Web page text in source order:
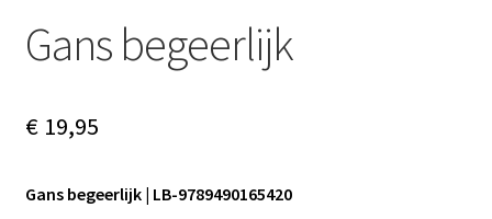
Gans begeerlijk
€19,95
Gans begeerlijk | LB-9789490165420